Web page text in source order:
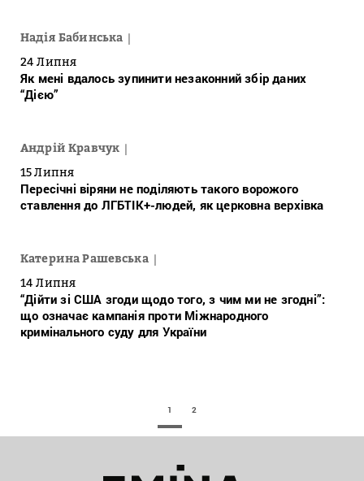
Надія Бабинська
24 Липня
Як мені вдалось зупинити незаконний збір даних
“Дією”
Андрій Кравчук
15 Липня
Пересічні віряни не поділяють такого ворожого
ставлення до ЛГБТІК+-людей, як церковна верхівка
Катерина Рашевська
14 Липня
“Дійти зі США згоди щодо того, з чим ми не згодні”:
що означає кампанія проти Міжнародного
кримінального суду для України
1 2